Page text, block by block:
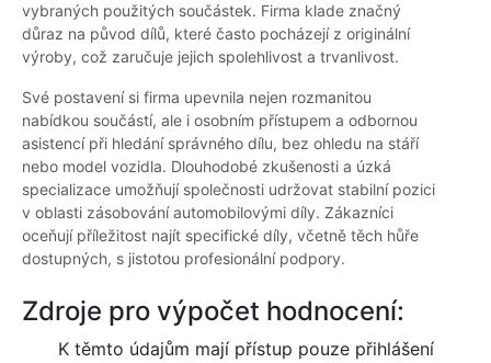
vybraných použitých součástek. Firma klade značný
důraz na původ dílů, které často pocházejí z originální
výroby, což zaručuje jejich spolehlivost a trvanlivost.
Své postavení si firma upevnila nejen rozmanitou
nabídkou součástí, ale i osobním přístupem a odbornou
asistencí při hledání správného dílu, bez ohledu na stáří
nebo model vozidla. Dlouhodobé zkušenosti a úzká
specializace umožňují společnosti udržovat stabilní pozici
v oblasti zásobování automobilovými díly. Zákazníci
oceňují příležitost najít specifické díly, včetně těch hůře
dostupných, s jistotou profesionální podpory.
Zdroje pro výpočet hodnocení:
K těmto údajům mají přístup pouze přihlášení